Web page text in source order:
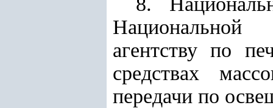
Национальной
агентству по
средствах
передачи по